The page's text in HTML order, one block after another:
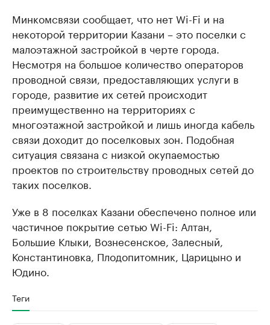
Минкомсвязи сообщает, что нет Wi-Fi и на
некоторой территории Казани – это поселки с
малоэтажной застройкой в черте города.
Несмотря на большое количество операторов
проводной связи, предоставляющих услуги в
городе, развитие их сетей происходит
преимущественно на территориях с
многоэтажной застройкой и лишь иногда кабель
связи доходит до поселковых зон. Подобная
ситуация связана с низкой окупаемостью
проектов по строительству проводных сетей до
таких поселков.
Уже в 8 поселках Казани обеспечено полное или
частичное покрытие сетью Wi-Fi: Алтан,
Большие Клыки, Вознесенское, Залесный,
Константиновка, Плодопитомник, Царицыно и
Юдино.
Теги